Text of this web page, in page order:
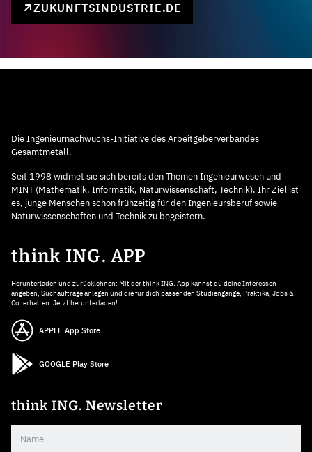
ZUKUNFTSINDUSTRIE.DE
Die Ingenieurnachwuchs-Initiative des Arbeitgeberverbandes
Gesamtmetall.
Seit 1998 widmet sie sich bereits den Themen Ingenieurwesen und
MINT (Mathematik, Informatik, Naturwissenschaft, Technik). Ihr Ziel ist
es, junge Menschen schon frühzeitig für den Ingenieursberuf sowie
Naturwissenschaften und Technik zu begeistern.
think ING. APP
Herunterladen und zurücklehnen: Mit der think ING. App kannst du deine Interessen
angeben, Suchaufträge anlegen und die für dich passenden Studiengänge, Praktika, Jobs &
Co. erhalten. Jetzt herunterladen!
APPLE App Store
GOOGLE Play Store
think ING. Newsletter